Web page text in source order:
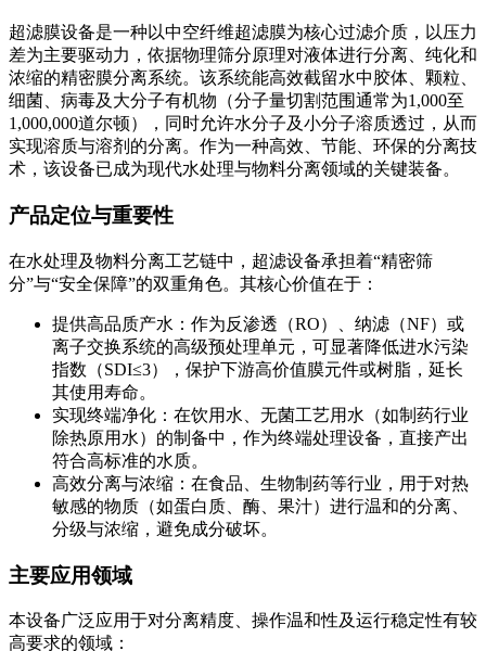
超滤膜设备是一种以中空纤维超滤膜为核心过滤介质，以压力
差为主要驱动力，依据物理筛分原理对液体进行分离、纯化和
浓缩的精密膜分离系统。该系统能高效截留水中胶体、颗粒、
细菌、病毒及大分子有机物（分子量切割范围通常为1,000至
1,000,000道尔顿），同时允许水分子及小分子溶质透过，从而
实现溶质与溶剂的分离。作为一种高效、节能、环保的分离技
术，该设备已成为现代水处理与物料分离领域的关键装备。
产品定位与重要性
在水处理及物料分离工艺链中，超滤设备承担着“精密筛
分”与“安全保障”的双重角色。其核心价值在于：
提供高品质产水：作为反渗透（RO）、纳滤（NF）或
离子交换系统的高级预处理单元，可显著降低进水污染
指数（SDI≤3），保护下游高价值膜元件或树脂，延长
其使用寿命。
实现终端净化：在饮用水、无菌工艺用水（如制药行业
除热原用水）的制备中，作为终端处理设备，直接产出
符合高标准的水质。
高效分离与浓缩：在食品、生物制药等行业，用于对热
敏感的物质（如蛋白质、酶、果汁）进行温和的分离、
分级与浓缩，避免成分破坏。
主要应用领域
本设备广泛应用于对分离精度、操作温和性及运行稳定性有较
高要求的领域：